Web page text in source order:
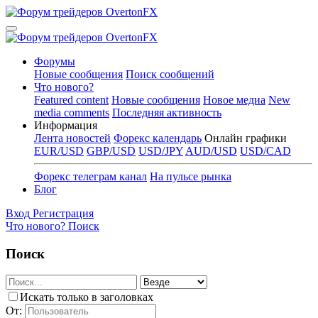
Форумы
Новые сообщения Поиск сообщений
Что нового?
Featured content Новые сообщения Новое медиа New
media comments Последняя активность
Информация
Лента новостей Форекс календарь Онлайн графики
EUR/USD GBP/USD USD/JPY AUD/USD USD/CAD
Форекс телеграм канал На пульсе рынка
Блог
Вход Регистрация
Что нового? Поиск
Поиск
Искать только в заголовках
От: